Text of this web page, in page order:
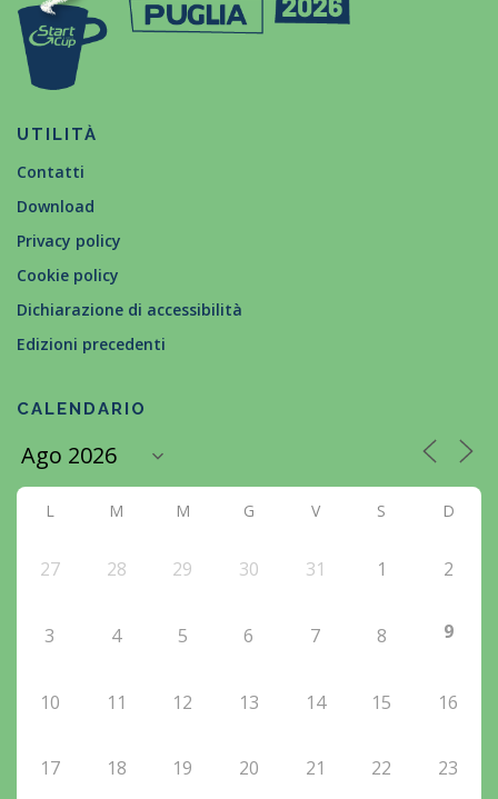
UTILITÀ
Contatti
Download
Privacy policy
Cookie policy
Dichiarazione di accessibilità
Edizioni precedenti
CALENDARIO
L M M G V S D
27 28 29 30 31 1 2
3 4 5 6 7 8 9
10 11 12 13 14 15 16
17 18 19 20 21 22 23